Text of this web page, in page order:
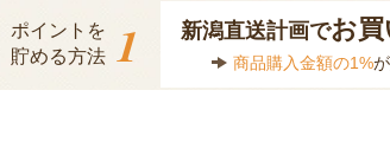
ポイントを
貯める方法 1 新潟直送計画でお買
商品購入金額の1%